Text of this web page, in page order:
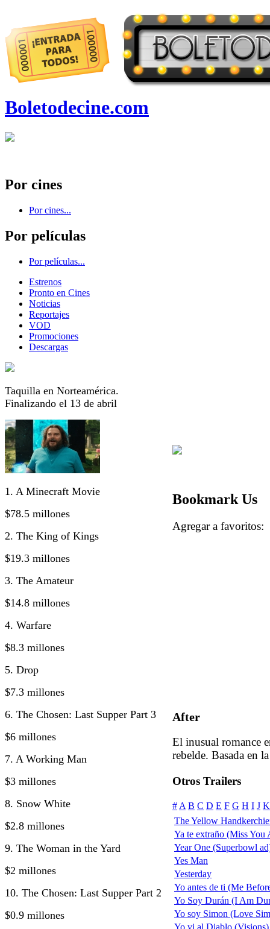
Boletodecine.com
Por cines
Por cines...
Por películas
Por películas...
Estrenos
Pronto en Cines
Noticias
Reportajes
VOD
Promociones
Descargas
Taquilla en Norteamérica.
Finalizando el 13 de abril
1. A Minecraft Movie
$78.5 millones
2. The King of Kings
$19.3 millones
3. The Amateur
$14.8 millones
4. Warfare
$8.3 millones
5. Drop
$7.3 millones
6. The Chosen: Last Supper Part 3
$6 millones
7. A Working Man
$3 millones
8. Snow White
$2.8 millones
9. The Woman in the Yard
$2 millones
10. The Chosen: Last Supper Part 2
$0.9 millones
Bookmark Us
Agregar a
After
El inusual romance
rebelde. Basada en
Otros Trailers
# A B C D E F G H I J K
The Yellow
Ya te extraño (Miss You
Year One (Superbowl
Yes Man
Yesterday
Yo antes de ti (Me
Yo Soy Durán (I Am
Yo soy Simon (Love